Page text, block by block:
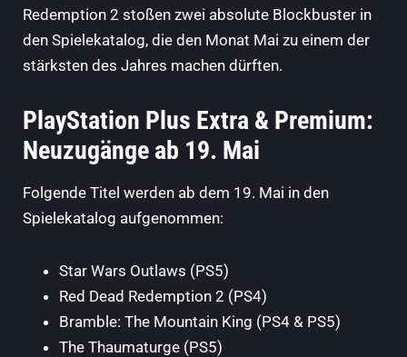
Redemption 2 stoßen zwei absolute Blockbuster in
den Spielekatalog, die den Monat Mai zu einem der
stärksten des Jahres machen dürften.
PlayStation Plus Extra & Premium:
Neuzugänge ab 19. Mai
Folgende Titel werden ab dem 19. Mai in den
Spielekatalog aufgenommen:
Star Wars Outlaws (PS5)
Red Dead Redemption 2 (PS4)
Bramble: The Mountain King (PS4 & PS5)
The Thaumaturge (PS5)